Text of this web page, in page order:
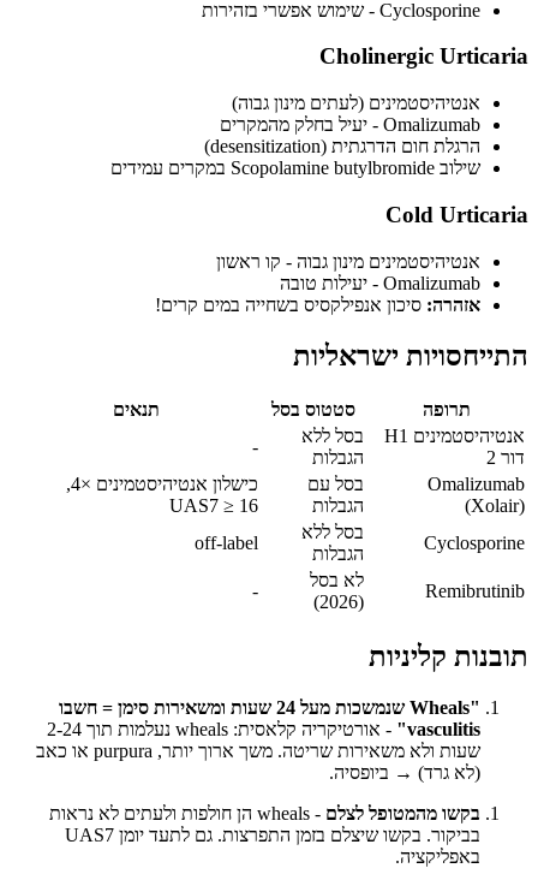
Cyclosporine - שימוש אפשרי בזהירות
Cholinergic Urticaria
אנטיהיסטמינים (לעתים מינון גבוה)
Omalizumab - יעיל בחלק מהמקרים
הרגלת חום הדרגתית (desensitization)
שילוב Scopolamine butylbromide במקרים עמידים
Cold Urticaria
אנטיהיסטמינים מינון גבוה - קו ראשון
Omalizumab - יעילות טובה
אזהרה:סיכון אנפילקסיס בשחייה במים קרים!
התייחסויות ישראליות
תרופה סטטוס בסל
תנאים
אנטיהיסטמינים H1
דור 2
בסל ללא
הגבלות
-
Omalizumab
(Xolair)
בסל עם
הגבלות
כישלון אנטיהיסטמינים ×4,
UAS7 ≥ 16
Cyclosporine
בסל ללא
הגבלות
off-label
Remibrutinib
לא בסל
(2026)
-
תובנות קליניות
"Wheals שנמשכות מעל 24 שעות ומשאירות סימן = חשבו
vasculitis"
- אורטיקריה קלאסית: wheals נעלמות תוך 2-24
שעות ולא משאירות שריטה. משך ארוך יותר, purpura או כאב
(לא גרד) → ביופסיה.
בקשו מהמטופל לצלם
- wheals הן חולפות ולעתים לא נראות
בביקור. בקשו שיצלם בזמן התפרצות. גם לתעד יומן UAS7
באפליקציה.